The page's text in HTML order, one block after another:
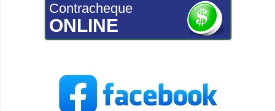
Contracheque
ONLINE